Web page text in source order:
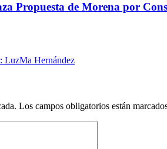
Propuesta de Morena por
LuzMa Hernández
Los campos obligatorios están